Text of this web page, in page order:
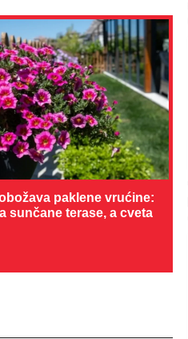
paklene vrućine:
sunčane terase, a cveta